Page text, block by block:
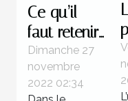
Ce qu’il
faut retenir
à propos
des
logiciels de
Dimanche 27
novembre
2022 02:34